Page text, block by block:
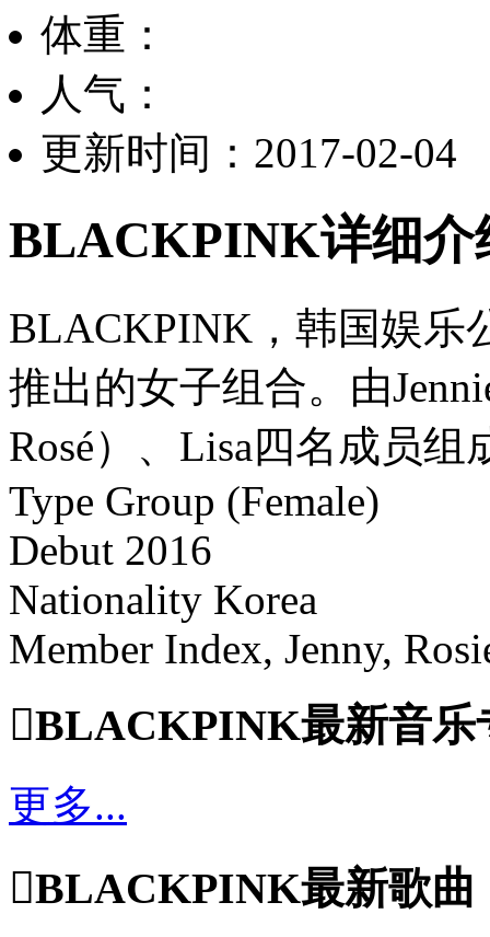
体重：
人气：
更新时间：2017-02-04
BLACKPINK详细介
BLACKPINK，韩国娱乐
推出的女子组合。由
Rosé）、Lisa四名成员组
Type Group (Female)
Debut 2016
Nationality Korea
Member Index, Jenny,
BLACKPINK最新音乐
更多...
BLACKPINK最新歌曲